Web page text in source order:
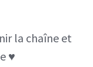
ROW
la chaîne et
♥️